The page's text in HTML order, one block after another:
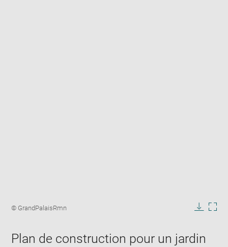
window
Image
© GrandPalaisRmn
Plan de construction pour un jardin